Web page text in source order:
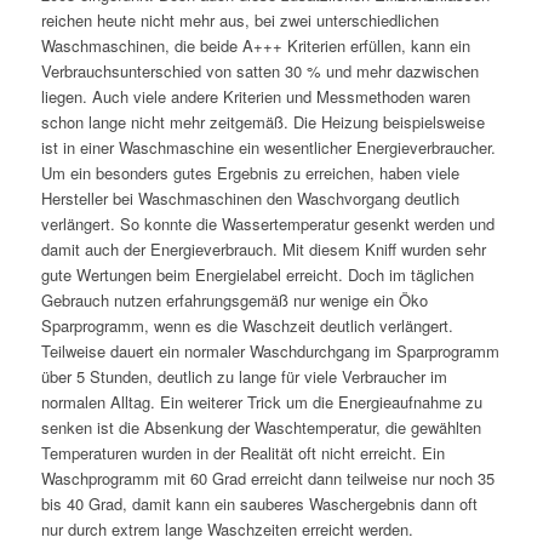
reichen heute nicht mehr aus, bei zwei unterschiedlichen
Waschmaschinen, die beide A+++ Kriterien erfüllen, kann ein
Verbrauchsunterschied von satten 30 % und mehr dazwischen
liegen. Auch viele andere Kriterien und Messmethoden waren
schon lange nicht mehr zeitgemäß. Die Heizung beispielsweise
ist in einer Waschmaschine ein wesentlicher Energieverbraucher.
Um ein besonders gutes Ergebnis zu erreichen, haben viele
Hersteller bei Waschmaschinen den Waschvorgang deutlich
verlängert. So konnte die Wassertemperatur gesenkt werden und
damit auch der Energieverbrauch. Mit diesem Kniff wurden sehr
gute Wertungen beim Energielabel erreicht. Doch im täglichen
Gebrauch nutzen erfahrungsgemäß nur wenige ein Öko
Sparprogramm, wenn es die Waschzeit deutlich verlängert.
Teilweise dauert ein normaler Waschdurchgang im Sparprogramm
über 5 Stunden, deutlich zu lange für viele Verbraucher im
normalen Alltag. Ein weiterer Trick um die Energieaufnahme zu
senken ist die Absenkung der Waschtemperatur, die gewählten
Temperaturen wurden in der Realität oft nicht erreicht. Ein
Waschprogramm mit 60 Grad erreicht dann teilweise nur noch 35
bis 40 Grad, damit kann ein sauberes Waschergebnis dann oft
nur durch extrem lange Waschzeiten erreicht werden.